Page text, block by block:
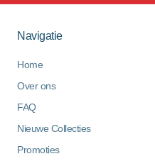
Navigatie
Home
Over ons
FAQ
Nieuwe Collecties
Promoties